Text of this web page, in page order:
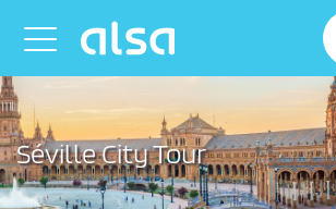
Saut au contenu principal
Toggle navigation
Séville City Tour